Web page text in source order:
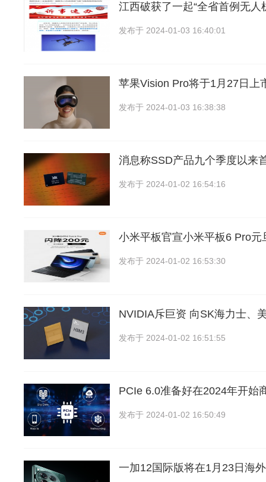
江西破获了一起“全省首例无人
发布于 2024-01-03 16:40:01
苹果Vision Pro将于1月27日上
发布于 2024-01-03 16:38:38
消息称SSD产品九个季度以来
发布于 2024-01-02 16:54:16
小米平板官宣小米平板6 Pro元
发布于 2024-01-02 16:53:30
NVIDIA斥巨资 向SK海力士、
发布于 2024-01-02 16:51:55
PCIe 6.0准备好在2024年开始
发布于 2024-01-02 16:50:49
一加12国际版将在1月23日海